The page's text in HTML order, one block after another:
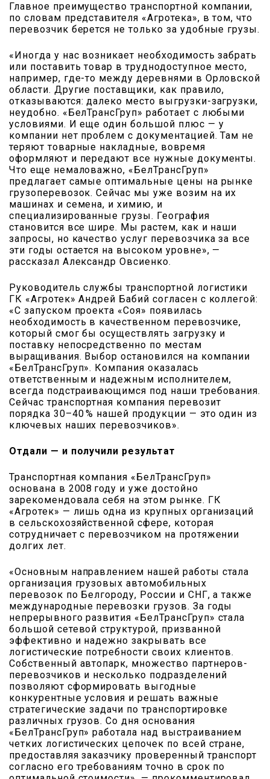
Главное преимущество транспортной компании,
по словам представителя «Агротека», в том, что
перевозчик берется не только за удобные грузы.
«Иногда у нас возникает необходимость забрать
или поставить товар в труднодоступное место,
например, где-то между деревнями в Орловской
области. Другие поставщики, как правило,
отказываются: далеко место выгрузки-загрузки,
неудобно. «БелТрансГруп» работает с любыми
условиями. И еще один большой плюс — у
компании нет проблем с документацией. Там не
теряют товарные накладные, вовремя
оформляют и передают все нужные документы.
Что еще немаловажно, «БелТрансГруп»
предлагает самые оптимальные цены на рынке
грузоперевозок. Сейчас мы уже возим на их
машинах и семена, и химию, и
специализированные грузы. География
становится все шире. Мы растем, как и наши
запросы, но качество услуг перевозчика за все
эти годы остается на высоком уровне», —
рассказал Александр Овсиенко.
Руководитель службы транспортной логистики
ГК «Агротек» Андрей Бабий согласен с коллегой:
«С запуском проекта «Соя» появилась
необходимость в качественном перевозчике,
который смог бы осуществлять загрузку и
поставку непосредственно по местам
выращивания. Выбор остановился на компании
«БелТрансГруп». Компания оказалась
ответственным и надежным исполнителем,
всегда подстраивающимся под наши требования.
Сейчас транспортная компания перевозит
порядка 30–40 % нашей продукции — это один из
ключевых наших перевозчиков».
Отдали — и получили результат
Транспортная компания «БелТрансГруп»
основана в 2008 году и уже достойно
зарекомендовала себя на этом рынке. ГК
«Агротек» — лишь одна из крупных организаций
в сельскохозяйственной сфере, которая
сотрудничает с перевозчиком на протяжении
долгих лет.
«Основным направлением нашей работы стала
организация грузовых автомобильных
перевозок по Белгороду, России и СНГ, а также
международные перевозки грузов. За годы
непрерывного развития «БелТрансГруп» стала
большой сетевой структурой, призванной
эффективно и надежно закрывать все
логистические потребности своих клиентов.
Собственный автопарк, множество партнеров-
перевозчиков и несколько подразделений
позволяют сформировать выгодные
конкурентные условия и решать важные
стратегические задачи по транспортировке
различных грузов. Со дня основания
«БелТрансГруп» работала над выстраиванием
четких логистических цепочек по всей стране,
предоставляя заказчику проверенный транспорт
согласно его требованиям точно в срок по